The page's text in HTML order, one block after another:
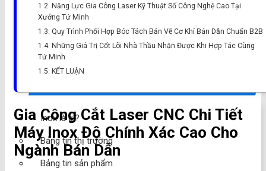
Gia công Inox Dĩ An
Gia công Inox Bình Dương
Dịch vụ
Inox là gì?
Bảng tin thị trường
Bảng tin sản phẩm
Năng Lực Gia Công Laser Kỹ Thuật Số Công Nghệ Cao Tại
Xưởng Tứ Minh
Quy Trình Phối Hợp Bóc Tách Bản Vẽ Cơ Khí Bán Dẫn Chuẩn B2B
Những Giá Trị Cốt Lõi Nhà Thầu Nhận Được Khi Hợp Tác Cùng
Tứ Minh
KẾT LUẬN
Gia Công Cắt Laser CNC Chi Tiết
Máy Inox Độ Chính Xác Cao Cho
Ngành Bán Dẫn